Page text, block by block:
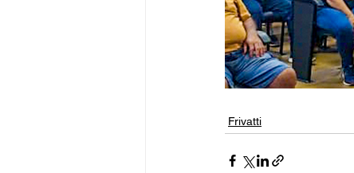
Frivatti